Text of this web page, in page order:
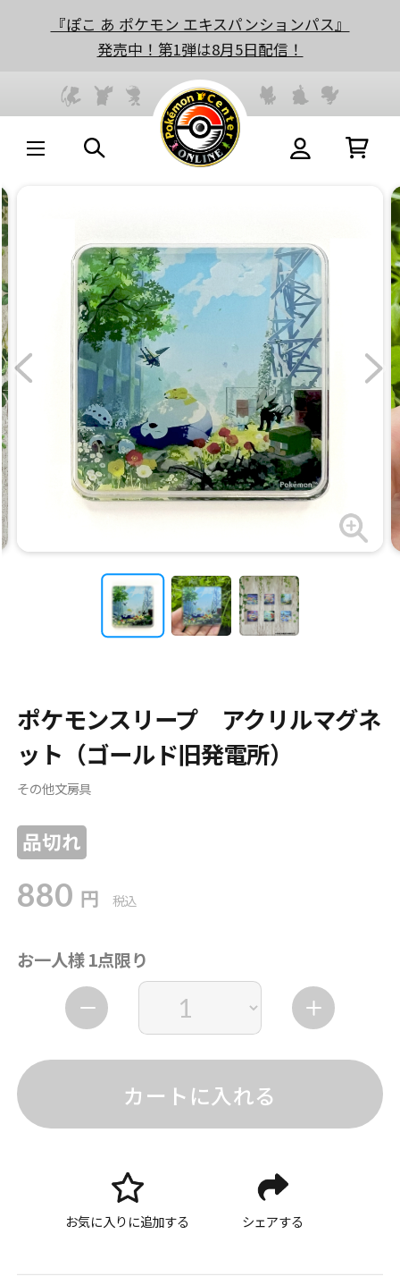
『ぽこ あ ポケモン エキスパンションパス』
発売中！第1弾は8月5日配信！
ポケモンスリープ アクリルマグネ
ット（ゴールド旧発電所）
その他文房具
品切れ
880 円 税込
お一人様 1点限り
カートに入れる
お気に入りに追加する シェアする